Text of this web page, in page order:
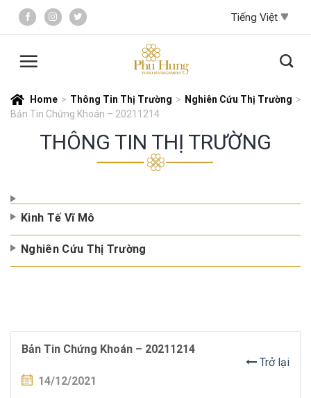
content
Home > Thông Tin Thị Trường > Nghiên Cứu Thị Trường >
Bản Tin Chứng Khoán – 20211214
THÔNG TIN THỊ TRƯỜNG
Kinh Tế Vĩ Mô
Nghiên Cứu Thị Trường
Bản Tin Chứng Khoán – 20211214
Trở lại
14/12/2021